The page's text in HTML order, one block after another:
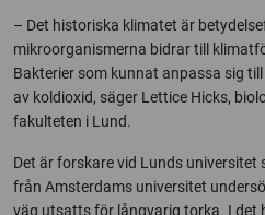
– Det historiska klimatet är
mikroorganismerna bidrar till
Bakterier som kunnat anpassa sig
av koldioxid, säger Lettice Hicks,
fakulteten i Lund.
Det är forskare vid Lunds universitet
från Amsterdams universitet
väg utsatts för långvarig torka. I det